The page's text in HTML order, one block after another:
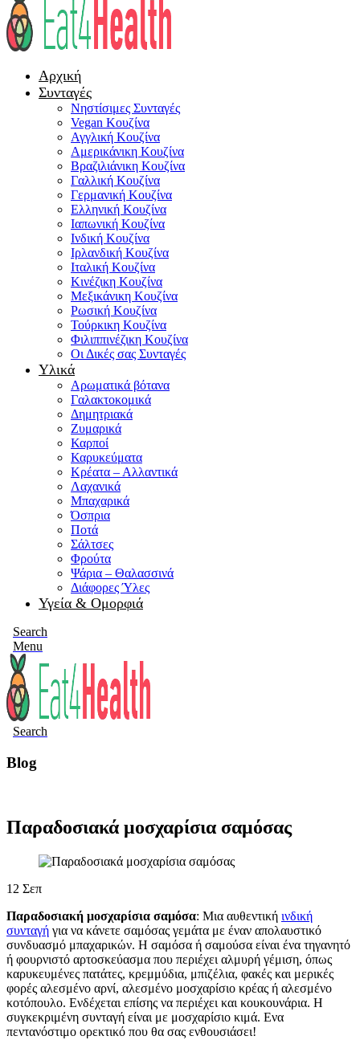
Αρχική
Συνταγές
Νηστίσιμες Συνταγές
Vegan Κουζίνα
Αγγλική Κουζίνα
Αμερικάνικη Κουζίνα
Βραζιλιάνικη Κουζίνα
Γαλλική Κουζίνα
Γερμανική Κουζίνα
Ελληνική Κουζίνα
Ιαπωνική Κουζίνα
Ινδική Κουζίνα
Ιρλανδική Κουζίνα
Ιταλική Κουζίνα
Κινέζικη Κουζίνα
Μεξικάνικη Κουζίνα
Ρωσική Κουζίνα
Τούρκικη Κουζίνα
Φιλιππινέζικη Κουζίνα
Οι Δικές σας Συνταγές
Υλικά
Αρωματικά βότανα
Γαλακτοκομικά
Δημητριακά
Ζυμαρικά
Καρποί
Καρυκεύματα
Κρέατα – Αλλαντικά
Λαχανικά
Μπαχαρικά
Όσπρια
Ποτά
Σάλτσες
Φρούτα
Ψάρια – Θαλασσινά
Διάφορες Ύλες
Υγεία & Ομορφιά
Search
Menu
Search
Blog
Παραδοσιακά μοσχαρίσια σαμόσας
12 Σεπ
Παραδοσιακή μοσχαρίσια σαμόσα: Μια αυθεντική ινδική
συνταγή για να κάνετε σαμόσας γεμάτα με έναν απολαυστικό
συνδυασμό μπαχαρικών. Η σαμόσα ή σαμούσα είναι ένα τηγανητό
ή φουρνιστό αρτοσκεύασμα που περιέχει αλμυρή γέμιση, όπως
καρυκευμένες πατάτες, κρεμμύδια, μπιζέλια, φακές και μερικές
φορές αλεσμένο αρνί, αλεσμένο μοσχαρίσιο κρέας ή αλεσμένο
κοτόπουλο. Ενδέχεται επίσης να περιέχει και κουκουνάρια. Η
συγκεκριμένη συνταγή είναι με μοσχαρίσιο κιμά. Ενα
πεντανόστιμο ορεκτικό που θα σας ενθουσιάσει!